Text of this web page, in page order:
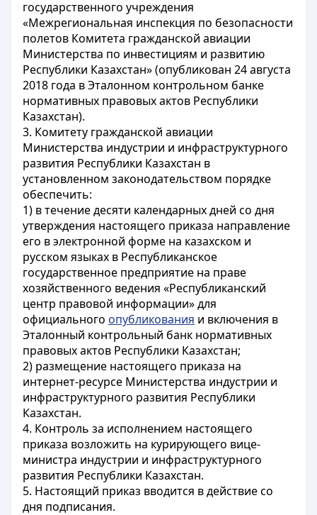
государственного учреждения
«Межрегиональная инспекция по безопасности
полетов Комитета гражданской авиации
Министерства по инвестициям и развитию
Республики Казахстан» (опубликован 24 августа
2018 года в Эталонном контрольном банке
нормативных правовых актов Республики
Казахстан).
3. Комитету гражданской авиации
Министерства индустрии и инфраструктурного
развития Республики Казахстан в
установленном законодательством порядке
обеспечить:
1) в течение десяти календарных дней со дня
утверждения настоящего приказа направление
его в электронной форме на казахском и
русском языках в Республиканское
государственное предприятие на праве
хозяйственного ведения «Республиканский
центр правовой информации» для
официального опубликования и включения в
Эталонный контрольный банк нормативных
правовых актов Республики Казахстан;
2) размещение настоящего приказа на
интернет-ресурсе Министерства индустрии и
инфраструктурного развития Республики
Казахстан.
4. Контроль за исполнением настоящего
приказа возложить на курирующего вице-
министра индустрии и инфраструктурного
развития Республики Казахстан.
5. Настоящий приказ вводится в действие со
дня подписания.